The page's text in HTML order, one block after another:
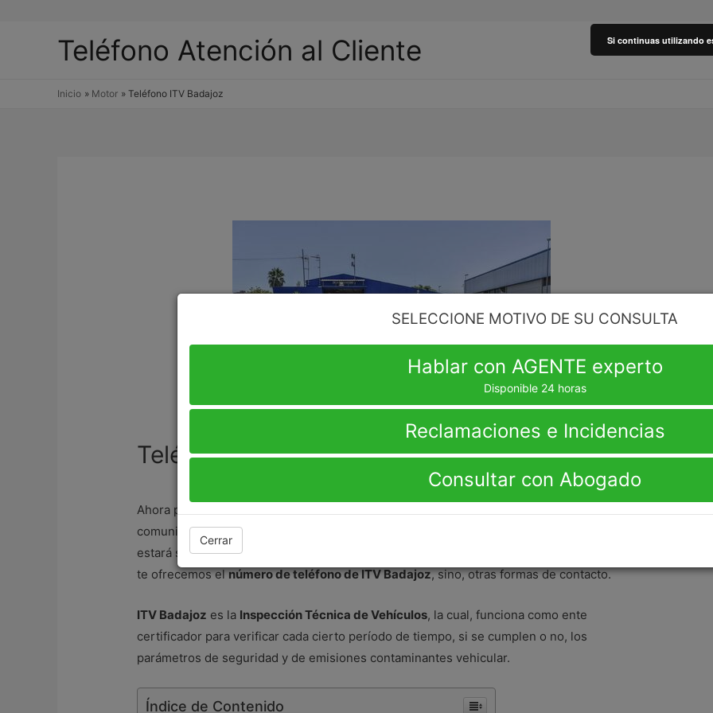
Teléfono Atención al Cliente
Inicio Motor Teléfono ITV Badajoz
Teléfono ITV Badajoz
Ahora puedes disponer del
comunicarte con su centro de
estará siempre disponible para ofrecerte sus servicios. Además, en este apartado no sólo
te ofrecemos elnúmero de teléfono de ITV Badajoz, sino, otras formas de contacto.
ITV Badajoz es la Inspección Técnica de Vehículos, la cual, funciona como ente
certificador para verificar cada cierto período de tiempo, si se cumplen o no, los
parámetros de seguridad y de emisiones contaminantes vehicular.
Índice de Contenido
Si continuas utilizando
SELECCIONE MOTIVO DE SU CONSULTA
Hablar con AGENTE experto
Disponible 24 horas
Reclamaciones e Incidencias
Consultar con Abogado
Cerrar